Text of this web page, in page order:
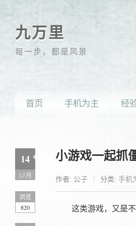
九万里
每一步，都是风景
首页 手机为主 经
小游戏一起抓
作者: 公子 分类: 手机
这类游戏，又是
14
12月
浏览
820